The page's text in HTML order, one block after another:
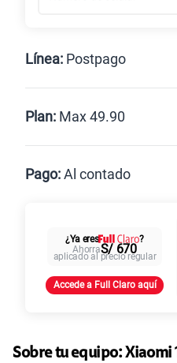
Línea: Postpago
Postpago
Plan: Max 49.90
Paga solo
Pago:Al contado
Al contado
¿Ya eres
?
AhorraS/ 670
aplicado al precio regular
Accede a Full Claro aquí
Sobre tu equipo:Xiaomi